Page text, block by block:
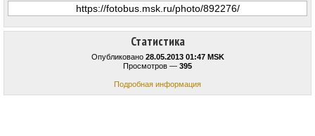
Статистика
Опубликовано 28.05.2013 01:47 MSK
Просмотров — 395
Подробная информация